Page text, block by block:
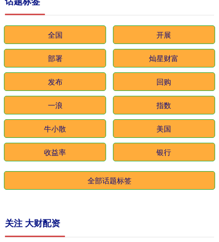
全国 开展
部署 灿星财富
发布 回购
一浪 指数
牛小散 美国
收益率 银行
全部话题标签
关注 大财配资